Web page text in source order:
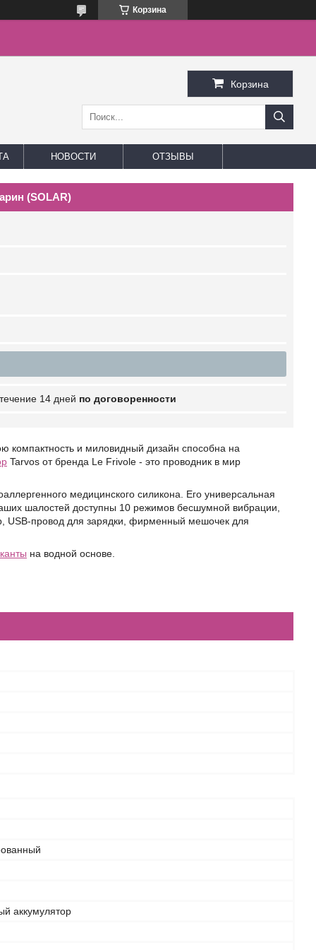
Корзина
Корзина
НОВОСТИ ОТЗЫВЫ
(SOLAR)
14 дней по договоренности
компактность и миловидный дизайн способна на
Tarvos от бренда Le Frivole - это проводник в мир
медицинского силикона. Его универсальная
шалостей доступны 10 режимов бесшумной вибрации,
USB-провод для зарядки, фирменный мешочек для
на водной основе.
аккумулятор